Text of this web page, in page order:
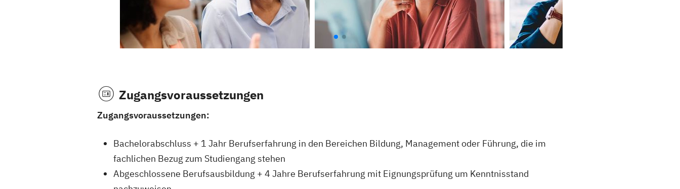
Zugangsvoraussetzungen
Zugangsvoraussetzungen:
Bachelorabschluss + 1 Jahr Berufserfahrung in den Bereichen Bildung, Management oder Führung, die im
fachlichen Bezug zum Studiengang stehen
Abgeschlossene Berufsausbildung + 4 Jahre Berufserfahrung mit Eignungsprüfung um Kenntnisstand